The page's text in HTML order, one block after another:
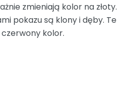
zmieniają kolor na złoty.
pokazu są klony i dęby. Te
kolor.